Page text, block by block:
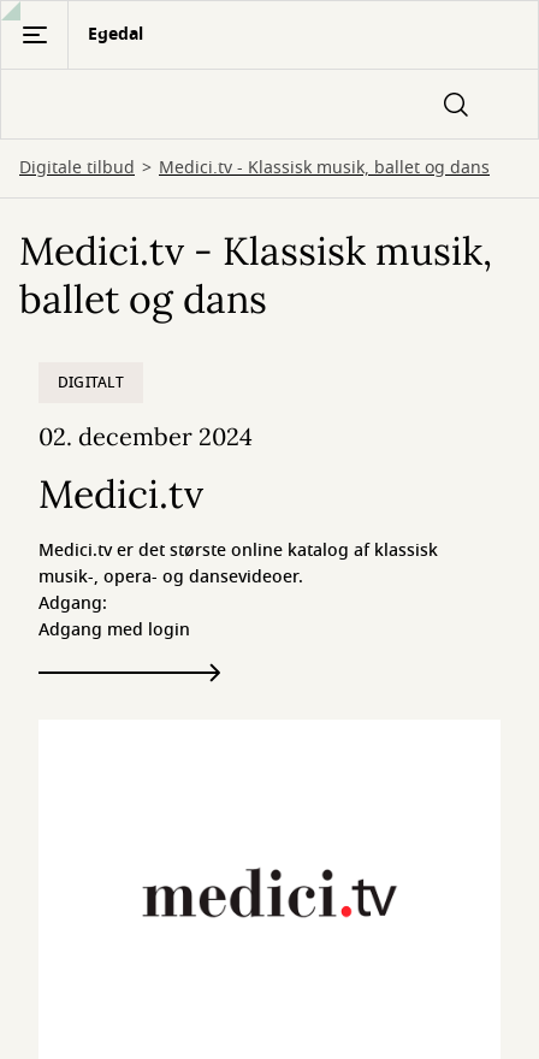
Gå
hovedindhold
Egedal
Digitale tilbud Medici.tv - Klassisk musik, ballet og dans
Medici.tv - Klassisk musik,
ballet og dans
DIGITALT
02. december 2024
Medici.tv
Medici.tv er det største online katalog af klassisk
musik-, opera- og dansevideoer.
Adgang:
Adgang med login